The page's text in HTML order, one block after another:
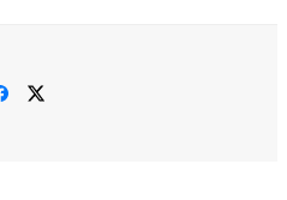
Facebook